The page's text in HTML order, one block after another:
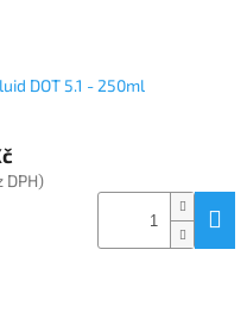
DOT 5.1 - 250ml
DPH)